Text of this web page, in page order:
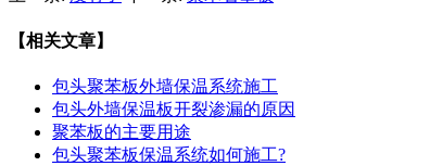
【相关文章】
包头聚苯板外墙保温系统施工
包头外墙保温板开裂渗漏的原因
聚苯板的主要用途
包头聚苯板保温系统如何施工?